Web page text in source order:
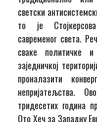
светски
то је
савременог света.
сваке политичке
заједничкој
проналазити
непријатељства.
тридесетих година
Ото Хеч за Западну